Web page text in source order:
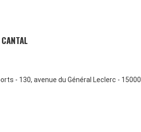
CANTAL
- 130, avenue du Général Leclerc - 15000